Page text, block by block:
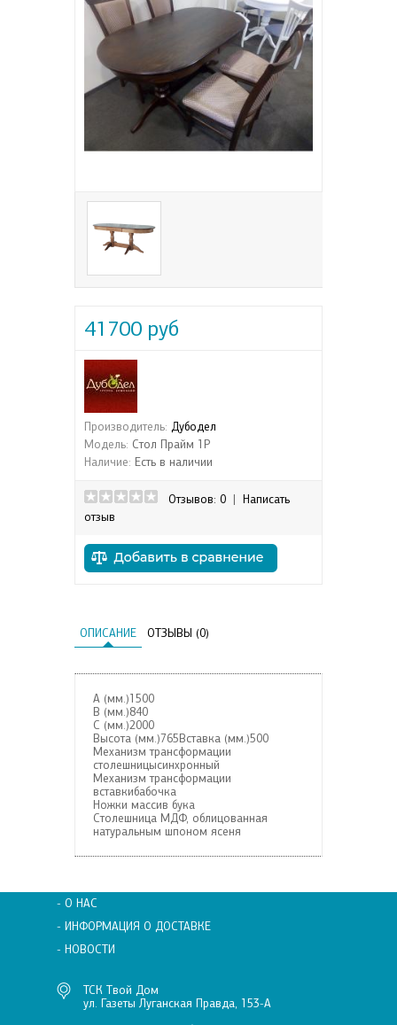
41700 руб
Производитель: Дубодел
Модель: Стол Прайм 1Р
Наличие: Есть в наличии
Отзывов: 0
Написать
отзыв
ОПИСАНИЕ ОТЗЫВЫ (0)
А (мм.)1500
В (мм.)840
С (мм.)2000
Высота (мм.)765Вставка (мм.)500
Механизм трансформации
столешницысинхронный
Механизм трансформации
вставкибабочка
Ножки массив бука
Столешница МДФ, облицованная
натуральным шпоном ясеня
- О НАС
- ИНФОРМАЦИЯ О ДОСТАВКЕ
- НОВОСТИ
ТСК Твой Дом
ул. Газеты Луганская Правда, 153-А